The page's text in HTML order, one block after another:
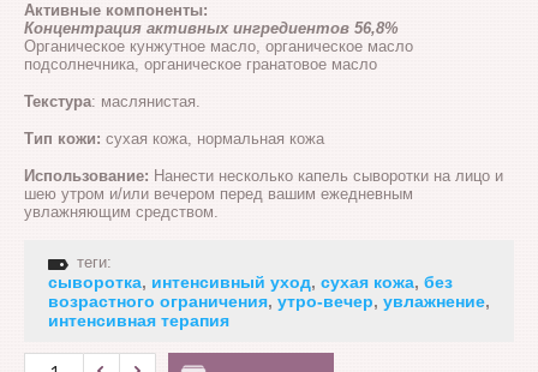
Активные компоненты:
Концентрация активных ингредиентов 56,8%
Органическое кунжутное масло, органическое масло
подсолнечника, органическое гранатовое масло
Текстура: маслянистая.
Тип кожи: сухая кожа, нормальная кожа
Использование: Нанести несколько капель сыворотки на лицо и
шею утром и/или вечером перед вашим ежедневным
увлажняющим средством.
теги:
сыворотка, интенсивный уход, сухая кожа, без
возрастного ограничения, утро-вечер, увлажнение,
интенсивная терапия